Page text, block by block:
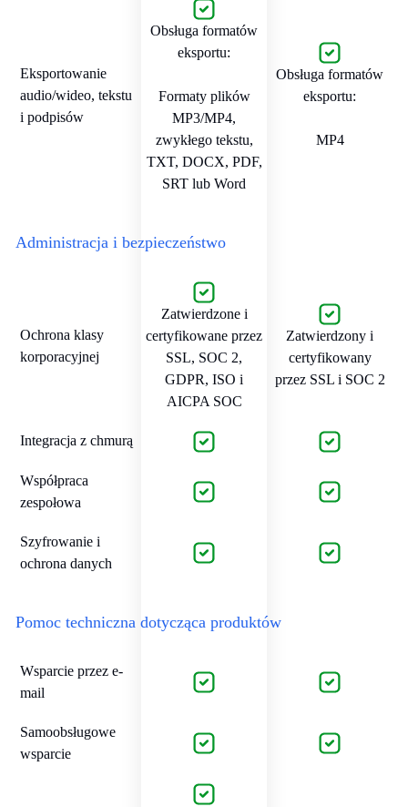
Eksportowanie
audio/wideo, tekstu
i podpisów
Obsługa formatów
eksportu:
Formaty plików
MP3/MP4,
zwykłego tekstu,
TXT, DOCX, PDF,
SRT lub Word
Obsługa formatów
eksportu:
MP4
Administracja i bezpieczeństwo
Ochrona klasy
korporacyjnej
Zatwierdzone i
certyfikowane przez
SSL, SOC 2,
GDPR, ISO i
AICPA SOC
Zatwierdzony i
certyfikowany
przez SSL i SOC 2
Integracja z chmurą
Współpraca
zespołowa
Szyfrowanie i
ochrona danych
Pomoc techniczna dotycząca produktów
Wsparcie przez e-
mail
Samoobsługowe
wsparcie